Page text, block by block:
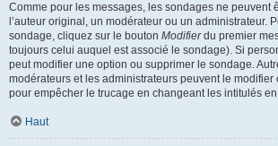
Comme pour les messages, les sondages ne peuvent
l’auteur original, un modérateur ou un administrateur.
sondage, cliquez sur le bouton Modifierdu premier
toujours celui auquel est associé le sondage). Si
peut modifier une option ou supprimer le sondage.
modérateurs et les administrateurs peuvent le modifier
pour empêcher le trucage en changeant les intitulés
Haut